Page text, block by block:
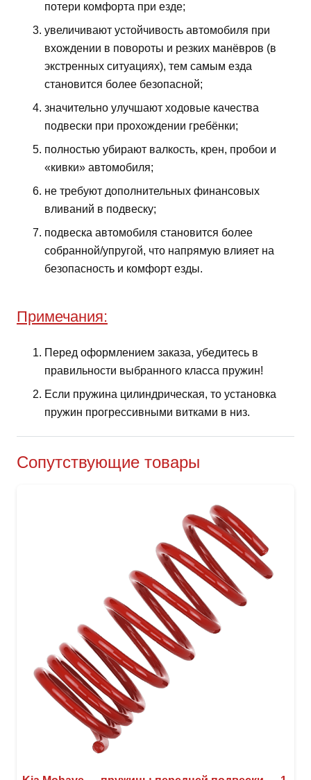
потери комфорта при езде;
увеличивают устойчивость автомобиля при
вхождении в повороты и резких манёвров (в
экстренных ситуациях), тем самым езда
становится более безопасной;
значительно улучшают ходовые качества
подвески при прохождении гребёнки;
полностью убирают валкость, крен, пробои и
«кивки» автомобиля;
не требуют дополнительных финансовых
вливаний в подвеску;
подвеска автомобиля становится более
собранной/упругой, что напрямую влияет на
безопасность и комфорт езды.
Примечания:
Перед оформлением заказа, убедитесь в
правильности выбранного класса пружин!
Если пружина цилиндрическая, то установка
пружин прогрессивными витками в низ.
Сопутствующие товары